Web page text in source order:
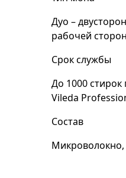
Дуо –
рабочей
Срок службы
До 1000
Vileda
Состав
Микроволокно,